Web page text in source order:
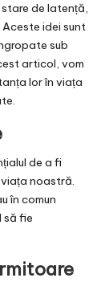
de latență,
idei sunt
sub
articol, vom
lor în viața
de a fi
noastră.
în comun
să fie